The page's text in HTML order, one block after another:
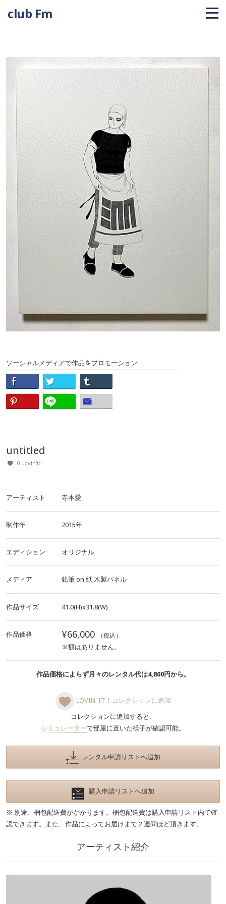
club Fm
ソーシャルメディアで作品をプロモーション
untitled
0 Lovin'it!
アーティスト 寺本愛
制作年 2015年
エディション オリジナル
メディア 鉛筆on 紙木製パネル
作品サイズ 41.0(H)x31.8(W)
作品価格 ¥66,000 （税込）
※額はありません。
作品価格によらず月々のレンタル代は4,800円から。
LOVIN' IT！コレクションに追加
コレクションに追加すると、
シミュレーターで部屋に置いた様子が確認可能。
レンタル申請リストへ追加
購入申請リストへ追加
※ 別途、梱包配送費がかかります。梱包配送費は購入申請リスト内で確
認できます。また、作品によってお届けまで２週間ほど頂きます。
アーティスト紹介